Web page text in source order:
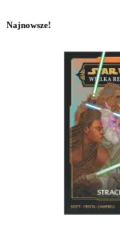
Najnowsze!